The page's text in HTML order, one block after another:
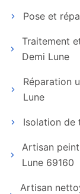
Pose et
Traitement
Demi Lune
Réparation
Lune
Isolation de
Artisan
Lune 69160
Artisan